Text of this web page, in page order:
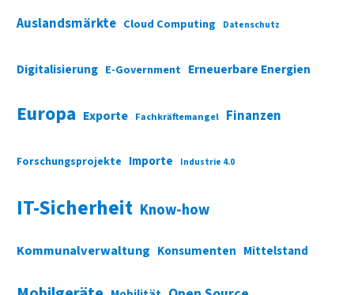
Auslandsmärkte Cloud Computing Datenschutz
Digitalisierung E-Government Erneuerbare Energien
Europa Exporte Fachkräftemangel Finanzen
Forschungsprojekte Importe Industrie 4.0
IT-Sicherheit Know-how
Kommunalverwaltung Konsumenten Mittelstand